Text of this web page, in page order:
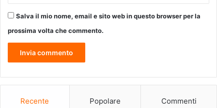
Salva il mio nome, email e sito web in questo browser per la
prossima volta che commento.
Recente Popolare Commenti